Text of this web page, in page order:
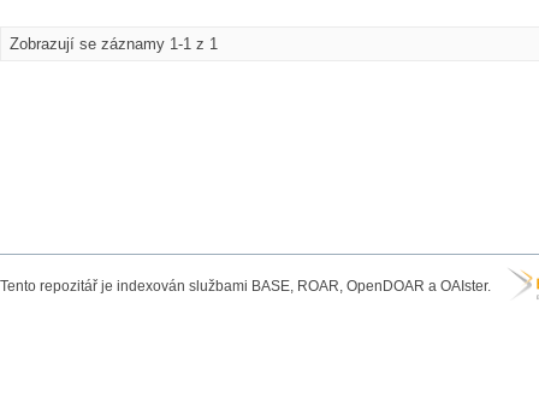
Zobrazují se záznamy 1-1 z 1
Tento repozitář je indexován službami BASE, ROAR, OpenDOAR a OAIster.